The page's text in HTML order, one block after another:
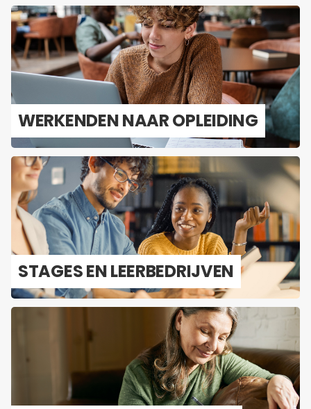
WER­KEN­DEN NAAR OP­LEI­DING
STA­GES EN LEER­BE­DRIJ­VEN